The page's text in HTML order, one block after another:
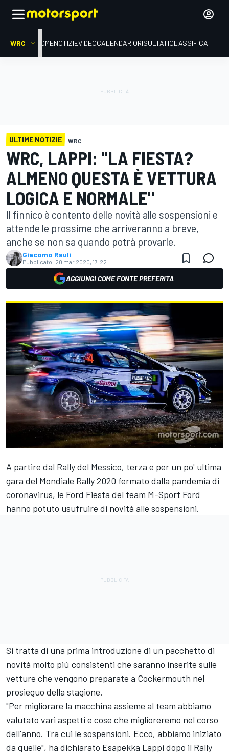
WRC HOMENOTIZIEVIDEOCALENDARIORISULTATICLASSIFICA
ULTIME NOTIZIE WRC
WRC, LAPPI: "LA FIESTA?
ALMENO QUESTA È VETTURA
LOGICA E NORMALE"
Il finnico è contento delle novità alle sospensioni e
attende le prossime che arriveranno a breve,
anche se non sa quando potrà provarle.
Giacomo Rauli
Pubblicato: 20 mar 2020, 17:22
AGGIUNGI COME FONTE PREFERITA
A partire dal Rally del Messico, terza e per un po' ultima
gara del Mondiale Rally 2020 fermato dalla pandemia di
coronavirus, le Ford Fiesta del team M-Sport Ford
hanno potuto usufruire di novità alle sospensioni.
Si tratta di una prima introduzione di un pacchetto di
novità molto più consistenti che saranno inserite sulle
vetture che vengono preparate a Cockermouth nel
prosieguo della stagione.
"Per migliorare la macchina assieme al team abbiamo
valutato vari aspetti e cose che miglioreremo nel corso
dell'anno. Tra cui le sospensioni. Ecco, abbiamo iniziato
da quelle", ha dichiarato Esapekka Lappi dopo il Rally